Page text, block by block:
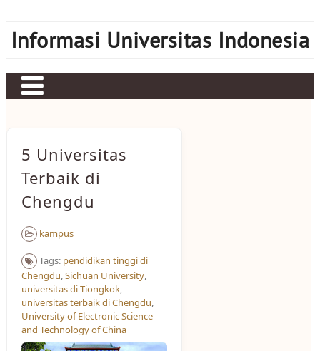
content
Informasi Universitas Indonesia
Sbobet
Mahjong Ways 2
Server Kamboja
Server Thailand
bonus new member
5 Universitas
Terbaik di
Chengdu
kampus
Tags: pendidikan tinggi di
Chengdu,Sichuan University,
universitas di Tiongkok,
universitas terbaik di Chengdu,
University of Electronic Science
and Technology of China